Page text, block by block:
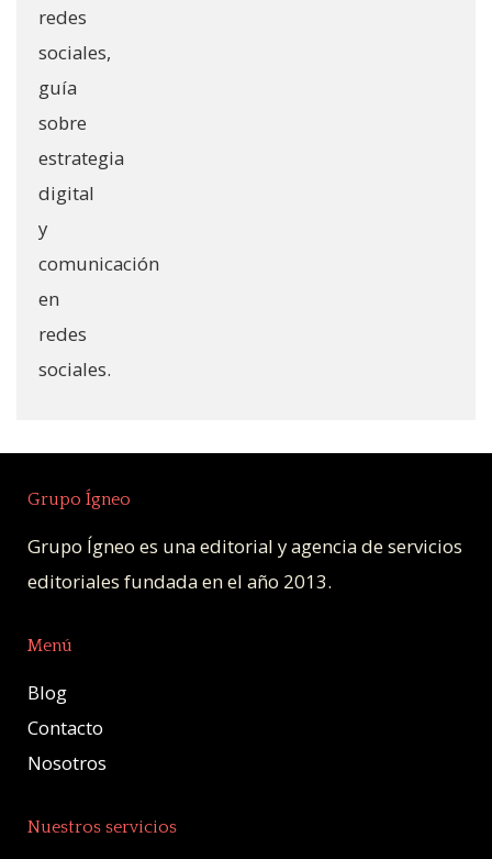
Grupo Ígneo
Grupo Ígneo es una editorial y agencia de servicios
editoriales fundada en el año 2013.
Menú
Blog
Contacto
Nosotros
Nuestros servicios